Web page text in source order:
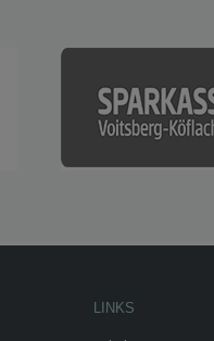
LINKS